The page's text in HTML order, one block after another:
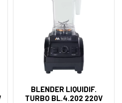
BLENDER LIQUIDIF.
TURBO BL.4.202 220V